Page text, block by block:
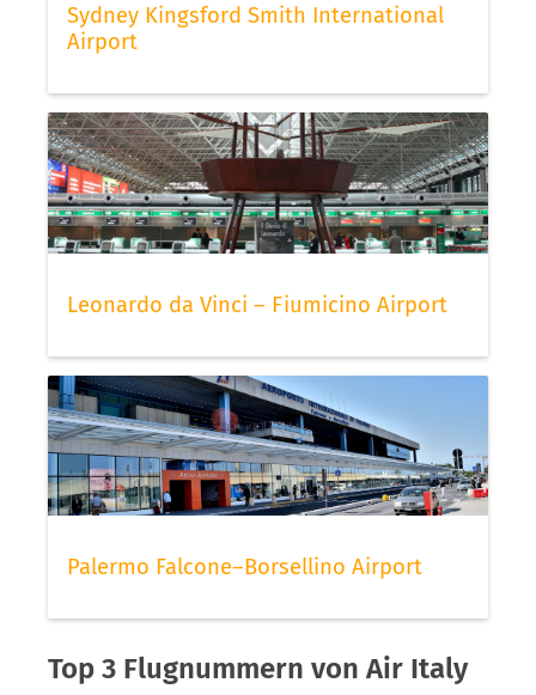
Sydney Kingsford Smith International
Airport
Leonardo da Vinci – Fiumicino Airport
Palermo Falcone–Borsellino Airport
Top 3 Flugnummern von Air Italy